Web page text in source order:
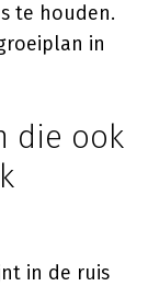
te houden.
in
die ook
in de ruis